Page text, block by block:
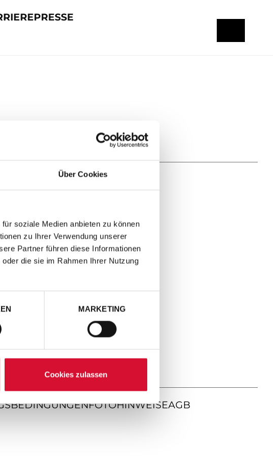
Über Cookies
soziale Medien anbieten zu können
zu Ihrer Verwendung unserer
Partner führen diese Informationen
die sie im Rahmen Ihrer Nutzung
MARKETING
Cookies zulassen
PRESSE
FOTOHINWEISEAGB